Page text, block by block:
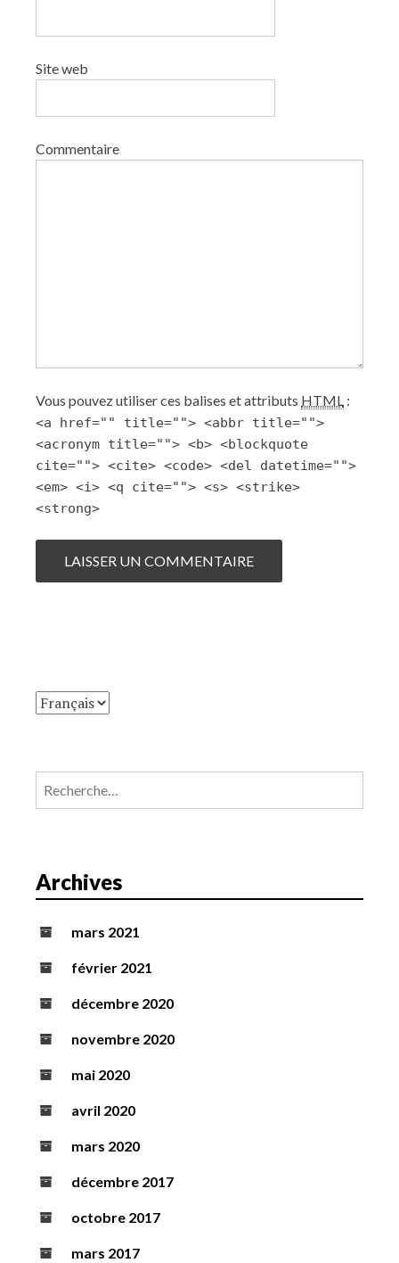
Site web
Commentaire
Vous pouvez utiliser ces balises et attributs HTML :
<a href="" title=""> <abbr title="">
<acronym title=""> <b> <blockquote
cite=""> <cite> <code> <del datetime="">
<em> <i> <q cite=""> <s> <strike>
<strong>
Rechercher :
Archives
mars 2021
février 2021
décembre 2020
novembre 2020
mai 2020
avril 2020
mars 2020
décembre 2017
octobre 2017
mars 2017